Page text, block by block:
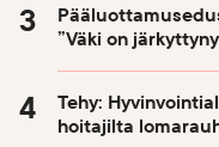
”Väki on
Tehy:
hoitajilta